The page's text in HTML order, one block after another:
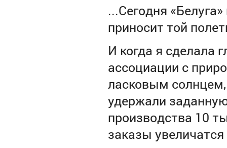
...Сегодня
приносит той
И когда я сделала
ассоциации с
ласковым
удержали
производства 10
заказы увеличатся